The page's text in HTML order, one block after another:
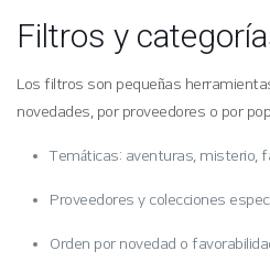
Filtros y
Los filtros son pequeñas
novedades, por proveedores o por
Temáticas: aventuras, misterio,
Proveedores y colecciones
Orden por novedad o